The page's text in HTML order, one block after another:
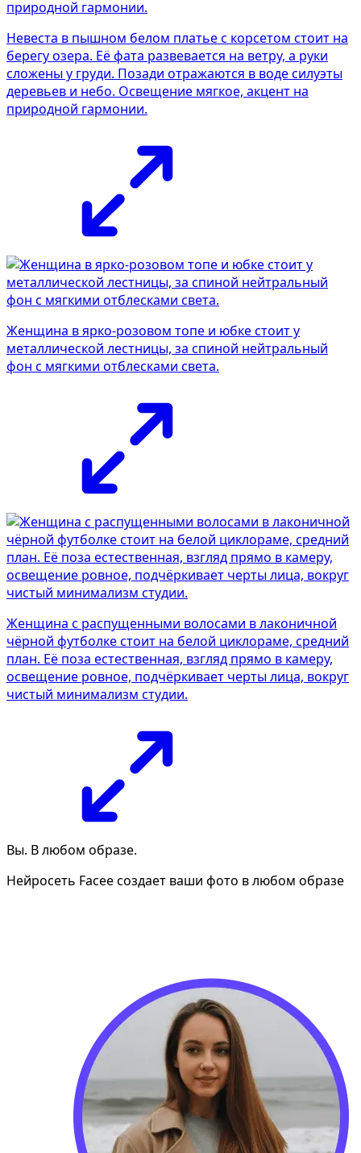
Невеста в пышном белом платье с корсетом стоит на
берегу озера. Её фата развевается на ветру, а руки
сложены у груди. Позади отражаются в воде силуэты
деревьев и небо. Освещение мягкое, акцент на
природной гармонии.
Женщина в ярко-розовом топе и юбке стоит у
металлической лестницы, за спиной нейтральный
фон с мягкими отблесками света.
Женщина с распущенными волосами в лаконичной
чёрной футболке стоит на белой циклораме, средний
план. Её поза естественная, взгляд прямо в камеру,
освещение ровное, подчёркивает черты лица, вокруг
чистый минимализм студии.
Вы. В любом образе.
Нейросеть Facee создает ваши фото в любом образе